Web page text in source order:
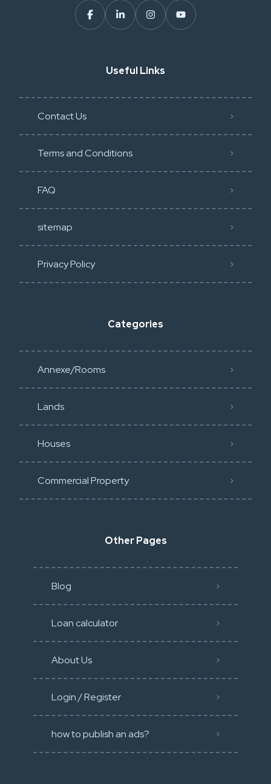
Useful Links
Contact Us
Terms and Conditions
FAQ
sitemap
Privacy Policy​
Categories
Annexe/Rooms
Lands
Houses
Commercial Property
Other Pages
Blog
Loan calculator
About Us
Login / Register
how to publish an ads?